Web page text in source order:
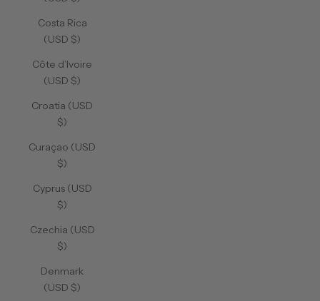
Costa Rica
(USD $)
Côte d’Ivoire
(USD $)
Croatia (USD
$)
Curaçao (USD
$)
Cyprus (USD
$)
Czechia (USD
$)
Denmark
(USD $)